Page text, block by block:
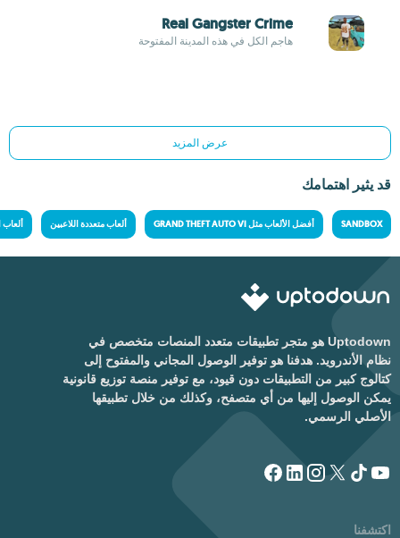
Real Gangster Crime
هاجم الكل في هذه المدينة المفتوحة
عرض المزيد
قد يثير اهتمامك
SANDBOX أفضل الألعاب مثل GRAND THEFT AUTO VI ألعاب متعددة اللاعبين ألعاب
Uptodown هو متجر تطبيقات متعدد المنصات متخصص في
نظام الأندرويد. هدفنا هو توفير الوصول المجاني والمفتوح إلى
كتالوج كبير من التطبيقات دون قيود، مع توفير منصة توزيع قانونية
يمكن الوصول إليها من أي متصفح، وكذلك من خلال تطبيقها
الأصلي الرسمي.
اكتشفنا